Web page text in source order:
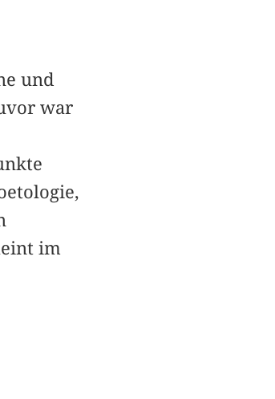
und
war
im